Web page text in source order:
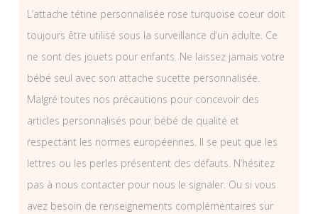
L’attache tétine personnalisée rose turquoise coeur doit
toujours être utilisé sous la surveillance d’un adulte. Ce
ne sont des jouets pour enfants. Ne laissez jamais votre
bébé seul avec son attache sucette personnalisée.
Malgré toutes nos précautions pour concevoir des
articles personnalisés pour bébé de qualité et
respectant les normes européennes. Il se peut que les
lettres ou les perles présentent des défauts. N’hésitez
pas à nous contacter pour nous le signaler. Ou si vous
avez besoin de renseignements complémentaires sur